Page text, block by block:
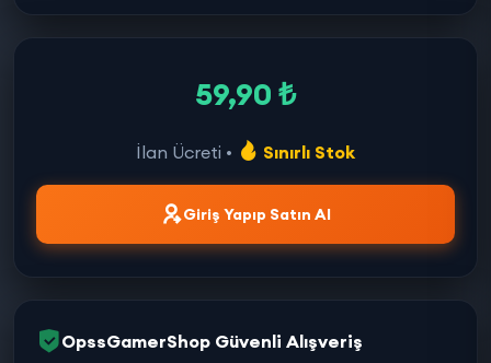
59,90 ₺
İlan Ücreti • Sınırlı Stok
Giriş Yapıp Satın Al
OpssGamerShop Güvenli Alışveriş